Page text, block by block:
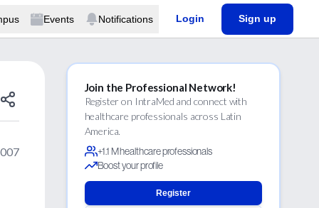
Events Notifications Login Sign up
Join the Professional Network!
Register on IntraMed and connect with
healthcare professionals across Latin
America.
+1.1 M healthcare professionals
Boost your profile
Register